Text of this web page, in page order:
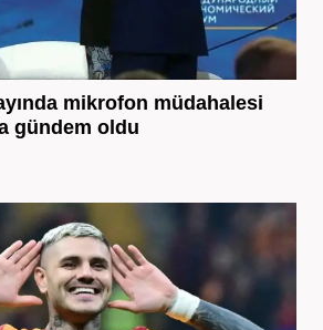
mikrofon müdahalesi
gündem oldu